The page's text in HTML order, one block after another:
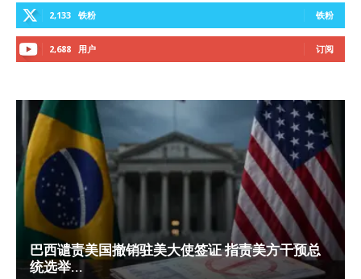
2,133 铁粉 铁粉
2,688 用户 订阅
巴西谴责美国撤销驻美大使签证 指责美方干预总
统选举...